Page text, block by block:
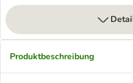
Produktbeschreibung